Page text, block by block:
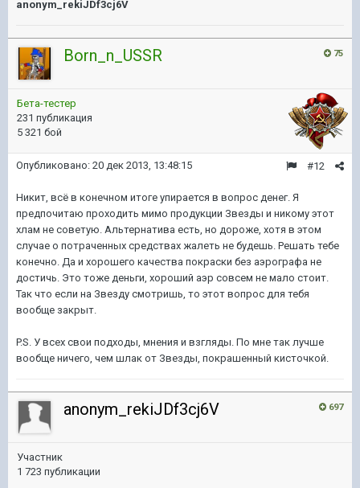
anonym_rekiJDf3cj6V
75
Born_n_USSR
Бета-тестер
231 публикация
5 321 бой
#12
Опубликовано: 20 дек 2013, 13:48:15
Никит, всё в конечном итоге упирается в вопрос денег. Я
предпочитаю проходить мимо продукции Звезды и никому этот
хлам не советую. Альтернатива есть, но дороже, хотя в этом
случае о потраченных средствах жалеть не будешь. Решать тебе
конечно. Да и хорошего качества покраски без аэрографа не
достичь. Это тоже деньги, хороший аэр совсем не мало стоит.
Так что если на Звезду смотришь, то этот вопрос для тебя
вообще закрыт.
P.S. У всех свои подходы, мнения и взгляды. По мне так лучше
вообще ничего, чем шлак от Звезды, покрашенный кисточкой.
697
anonym_rekiJDf3cj6V
Участник
1 723 публикации